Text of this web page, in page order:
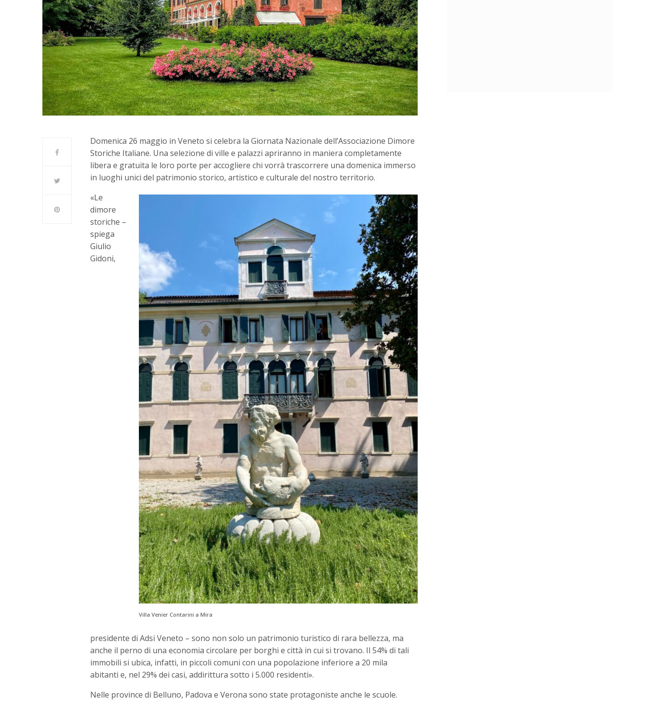
Domenica 26 maggio in Veneto si celebra la Giornata Nazionale dell’Associazione Dimore
Storiche Italiane. Una selezione di ville e palazzi apriranno in maniera completamente
libera e gratuita le loro porte per accogliere chi vorrà trascorrere una domenica immerso
in luoghi unici del patrimonio storico, artistico e culturale del nostro territorio.
Villa Venier Contarini a Mira
«Le
dimore
storiche –
spiega
Giulio
Gidoni,
presidente di Adsi Veneto – sono non solo un patrimonio turistico di rara bellezza, ma
anche il perno di una economia circolare per borghi e città in cui si trovano. Il 54% di tali
immobili si ubica, infatti, in piccoli comuni con una popolazione inferiore a 20 mila
abitanti e, nel 29% dei casi, addirittura sotto i 5.000 residenti».
Nelle province di Belluno, Padova e Verona sono state protagoniste anche le scuole.